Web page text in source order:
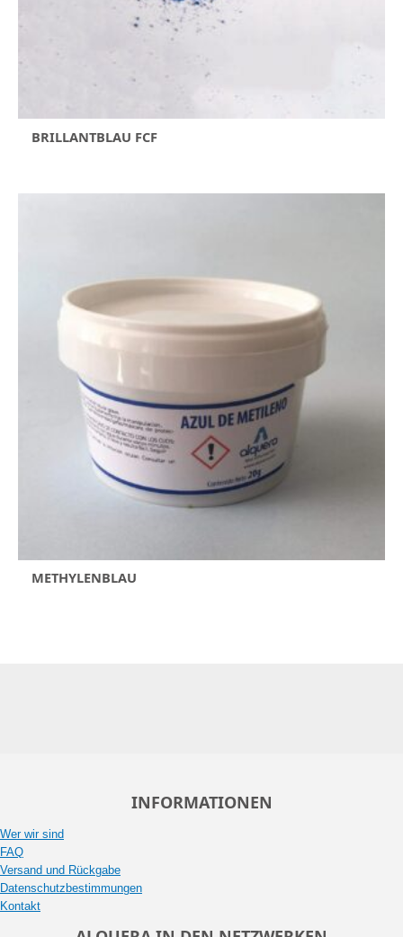
BRILLANTBLAU FCF
METHYLENBLAU
INFORMATIONEN
Wer wir sind
FAQ
Versand und Rückgabe
Datenschutzbestimmungen
Kontakt